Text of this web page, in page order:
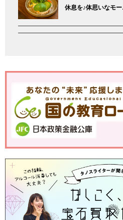
休息を♪体思いなモ